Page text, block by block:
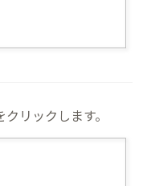
リックします。